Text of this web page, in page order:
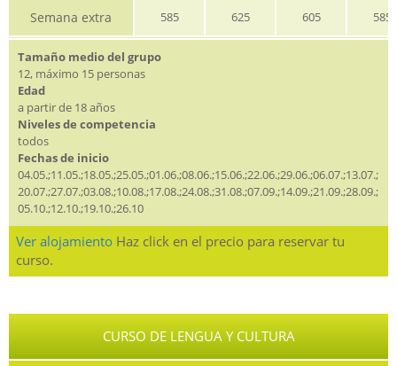
Semana extra 585 625 605 585
Tamaño medio del grupo
12, máximo 15 personas
Edad
a partir de 18 años
Niveles de competencia
todos
Fechas de inicio
04.05.;11.05.;18.05.;25.05.;01.06.;08.06.;15.06.;22.06.;29.06.;06.07.;13.07.;
20.07.;27.07.;03.08.;10.08.;17.08.;24.08.;31.08.;07.09.;14.09.;21.09.;28.09.;
05.10.;12.10.;19.10.;26.10
Ver alojamiento Haz click en el precio para reservar tu
curso.
CURSO DE LENGUA Y CULTURA